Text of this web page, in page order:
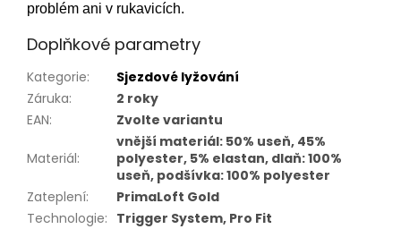
problém ani v rukavicích.
Doplňkové parametry
Kategorie:
Sjezdové lyžování
Záruka:
2 roky
EAN: Zvolte variantu
Materiál:
vnější materiál: 50% useň, 45%
polyester, 5% elastan, dlaň: 100%
useň, podšívka: 100% polyester
Zateplení:
PrimaLoft Gold
Technologie: Trigger System, Pro Fit